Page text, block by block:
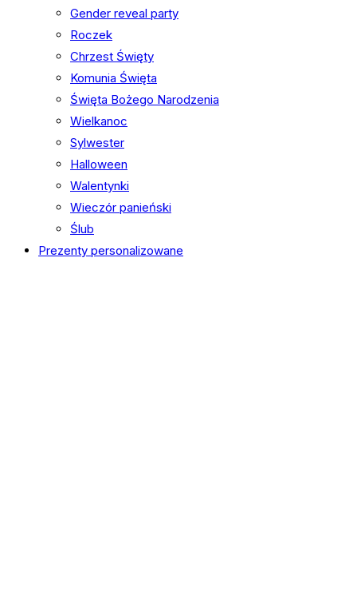
Gender reveal party
Roczek
Chrzest Święty
Komunia Święta
Święta Bożego Narodzenia
Wielkanoc
Sylwester
Halloween
Walentynki
Wieczór panieński
Ślub
Prezenty personalizowane